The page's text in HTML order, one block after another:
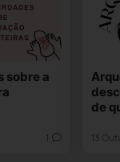
sobre a
1
de
13